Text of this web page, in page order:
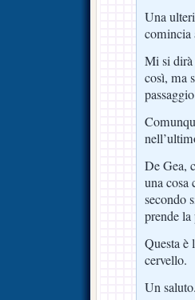
Una
comincia
Mi si dirà
così, ma
De Gea,
una cosa
secondo
prende
Questa è
cervello.
Un saluto.